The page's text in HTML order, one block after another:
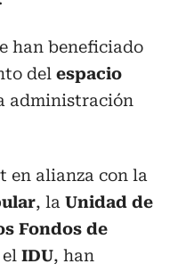
han beneficiado
del espacio
administración
en alianza con la
, la Unidad de
Fondos de
IDU, han